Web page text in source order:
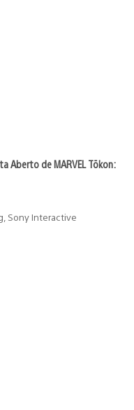
Aberto de MARVEL Tōkon:
Sony Interactive